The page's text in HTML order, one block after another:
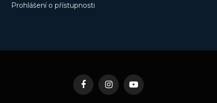
Prohlášení o přístupnosti
FacebookInstagramYouTube